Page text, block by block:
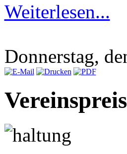
Weiterlesen...
Donnerstag,